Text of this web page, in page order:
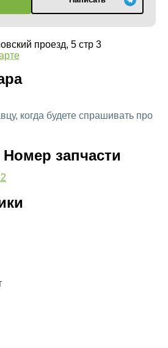
проезд, 5 стр 3
когда будете спрашивать про
запчасти